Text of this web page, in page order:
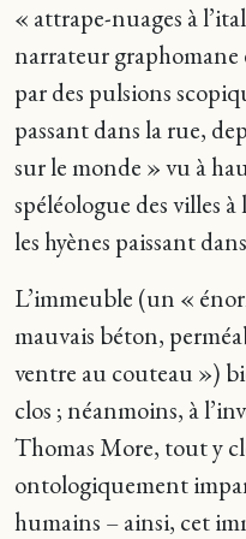
« attrape-nuages à
narrateur
par des pulsions
passant dans la rue,
sur le monde » vu à
spéléologue des villes
les hyènes paissant
L’immeuble (un «
mauvais béton,
ventre au couteau »)
clos ; néanmoins, à
Thomas More, tout y
ontologiquement
humains – ainsi, cet